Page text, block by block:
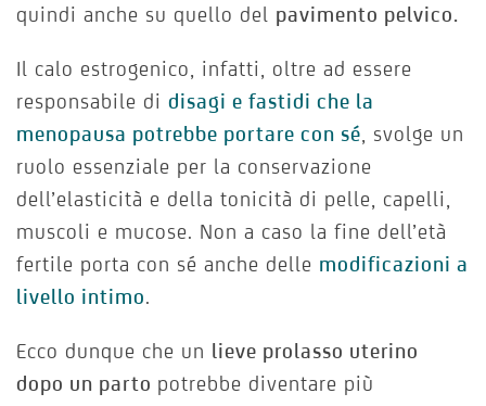
quindi anche su quello del pavimento pelvico.
Il calo estrogenico, infatti, oltre ad essere
responsabile di disagi e fastidi che la
menopausa potrebbe portare con sé , svolge un
ruolo essenziale per la conservazione
dell’elasticità e della tonicità di pelle, capelli,
muscoli e mucose. Non a caso la fine dell’età
fertile porta con sé anche delle modificazioni a
livello intimo.
Ecco dunque che un lieve prolasso uterino
dopo un parto potrebbe diventare più